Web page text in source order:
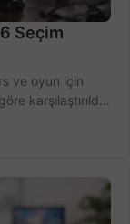
Seçim
ve oyun için
karşılaştırıldı.